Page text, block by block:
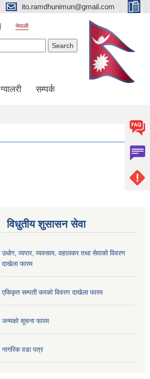
ito.ramdhunimun@gmail.com
नेपाली
ग्यालरी सम्पर्क
विधुतीय शुसासन सेवा
उधोग, व्यपार, व्यवसाय, वहालकर तथा सेवाको विवरण
दाखेला फारम
एकिकृत सम्पती करको विवरण दाखेला फारम
जन्मको सूचना फारम
नागरिक वडा पत्र